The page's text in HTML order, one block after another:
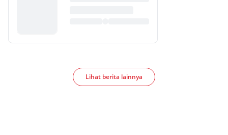
Lihat berita lainnya